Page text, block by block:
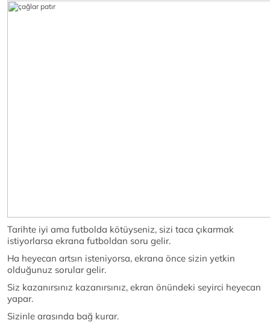
Tarihte iyi ama futbolda kötüyseniz, sizi taca çıkarmak
istiyorlarsa ekrana futboldan soru gelir.
Ha heyecan artsın isteniyorsa, ekrana önce sizin yetkin
olduğunuz sorular gelir.
Siz kazanırsınız kazanırsınız, ekran önündeki seyirci heyecan
yapar.
Sizinle arasında bağ kurar.